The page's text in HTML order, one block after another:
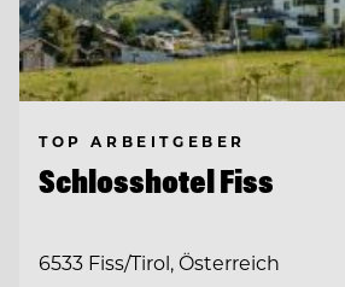
TOP ARBEITGEBER
Schlosshotel Fiss
6533 Fiss/Tirol, Österreich